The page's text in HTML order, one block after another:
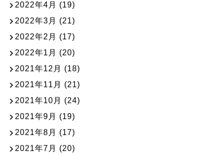
2022年4月 (19)
2022年3月 (21)
2022年2月 (17)
2022年1月 (20)
2021年12月 (18)
2021年11月 (21)
2021年10月 (24)
2021年9月 (19)
2021年8月 (17)
2021年7月 (20)